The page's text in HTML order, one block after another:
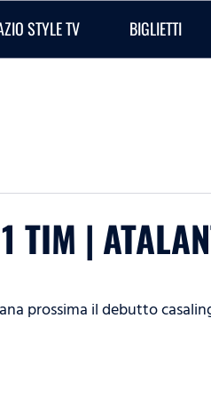
STYLE TV BIGLIETTI
TIM |
prossima il debutto